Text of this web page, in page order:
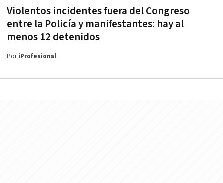
Violentos incidentes fuera del Congreso
entre la Policía y manifestantes: hay al
menos 12 detenidos
PoriProfesional